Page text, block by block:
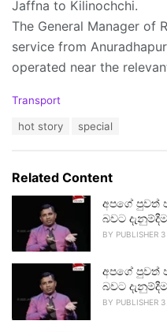
Jaffna to Kilinochchi.
The General Manager of
service from
operated near the
C
o
r
i
Transport
:
hot story special
Related Content
අපගේ පුවත්
බවට
BY PUBLISHER 3
අපගේ පුවත්
බවට
BY PUBLISHER 3